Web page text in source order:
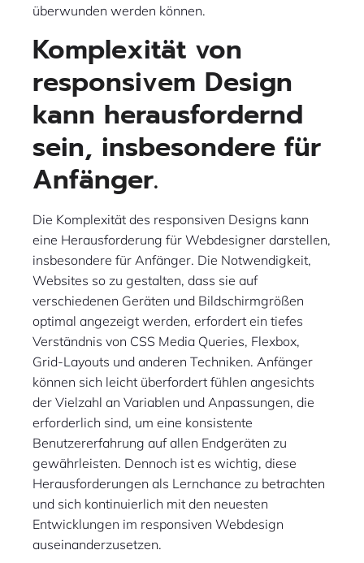
überwunden werden können.
Komplexität von
responsivem Design
kann herausfordernd
sein, insbesondere für
Anfänger.
Die Komplexität des responsiven Designs kann
eine Herausforderung für Webdesigner darstellen,
insbesondere für Anfänger. Die Notwendigkeit,
Websites so zu gestalten, dass sie auf
verschiedenen Geräten und Bildschirmgrößen
optimal angezeigt werden, erfordert ein tiefes
Verständnis von CSS Media Queries, Flexbox,
Grid-Layouts und anderen Techniken. Anfänger
können sich leicht überfordert fühlen angesichts
der Vielzahl an Variablen und Anpassungen, die
erforderlich sind, um eine konsistente
Benutzererfahrung auf allen Endgeräten zu
gewährleisten. Dennoch ist es wichtig, diese
Herausforderungen als Lernchance zu betrachten
und sich kontinuierlich mit den neuesten
Entwicklungen im responsiven Webdesign
auseinanderzusetzen.